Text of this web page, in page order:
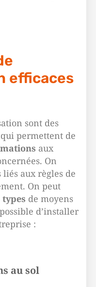
efficaces
sont des
permettent de
aux
On
aux règles de
On peut
de moyens
d’installer
:
au sol